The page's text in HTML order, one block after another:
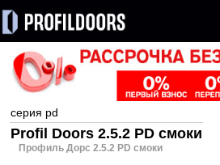
серия pd
Profil Doors 2.5.2 PD смоки
Профиль Дорс 2.5.2 PD смоки